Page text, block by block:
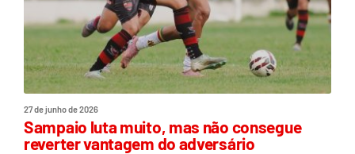
27 de junho de 2026
Sampaio luta muito, mas não consegue
reverter vantagem do adversário